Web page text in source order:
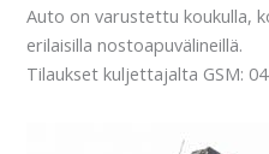
Auto on varustettu koukulla,
erilaisilla nostoapuvälineillä.
Tilaukset kuljettajalta GSM: